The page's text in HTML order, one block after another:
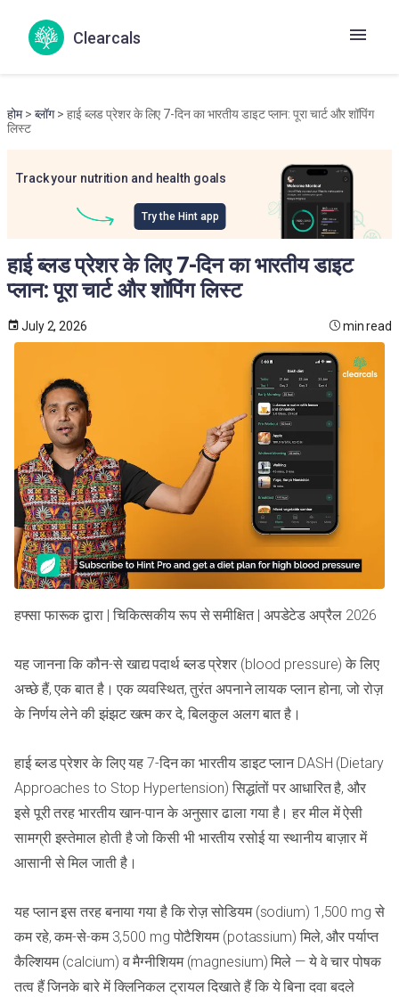
Clearcals
होम> ब्लॉग> हाई ब्लड प्रेशर के लिए 7-दिन का भारतीय डाइट प्लान: पूरा चार्ट और शॉपिंग
लिस्ट
Track your nutrition and health goals
Try the Hint app
हाई ब्लड प्रेशर के लिए 7-दिन का भारतीय डाइट
प्लान: पूरा चार्ट और शॉपिंग लिस्ट
July 2, 2026 min read
हफ्सा फारूक द्वारा | चिकित्सकीय रूप से समीक्षित | अपडेटेड अप्रैल 2026
यह जानना कि कौन-से खाद्य पदार्थ ब्लड प्रेशर (blood pressure) के लिए
अच्छे हैं, एक बात है। एक व्यवस्थित, तुरंत अपनाने लायक प्लान होना, जो रोज़
के निर्णय लेने की झंझट खत्म कर दे, बिलकुल अलग बात है।
हाई ब्लड प्रेशर के लिए यह 7-दिन का भारतीय डाइट प्लान DASH (Dietary
Approaches to Stop Hypertension) सिद्धांतों पर आधारित है, और
इसे पूरी तरह भारतीय खान-पान के अनुसार ढाला गया है। हर मील में ऐसी
सामग्री इस्तेमाल होती है जो किसी भी भारतीय रसोई या स्थानीय बाज़ार में
आसानी से मिल जाती है।
यह प्लान इस तरह बनाया गया है कि रोज़ सोडियम (sodium) 1,500 mg से
कम रहे, कम-से-कम 3,500 mg पोटैशियम (potassium) मिले, और पर्याप्त
कैल्शियम (calcium) व मैग्नीशियम (magnesium) मिले — ये वे चार पोषक
तत्व हैं जिनके बारे में क्लिनिकल ट्रायल दिखाते हैं कि ये बिना दवा बदले